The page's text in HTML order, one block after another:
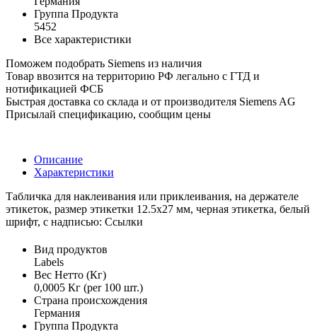
Группа Продукта
5452
Все характеристики
Поможем подобрать Siemens из наличия
Товар ввозится на территорию РФ легально с ГТД и
нотификацией ФСБ
Быстрая доставка со склада и от производителя Siemens AG
Присылай спецификацию, сообщим цены
Описание
Характеристики
Табличка для наклеивания или приклеивания, на держателе
этикеток, размер этикетки 12.5x27 мм, черная этикетка, белый
шрифт, с надписью: Ссылки
Вид продуктов
Labels
Вес Нетто (Кг)
0,0005 Кг (per 100 шт.)
Страна происхождения
Германия
Группа Продукта